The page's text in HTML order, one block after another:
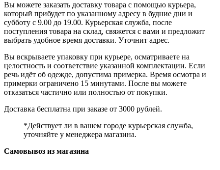
Вы можете заказать доставку товара с помощью курьера,
который прибудет по указанному адресу в будние дни и
субботу с 9.00 до 19.00. Курьерская служба, после
поступления товара на склад, свяжется с вами и предложит
выбрать удобное время доставки. Уточнит адрес.
Вы вскрываете упаковку при курьере, осматриваете на
целостность и соответствие указанной комплектации. Если
речь идёт об одежде, допустима примерка. Время осмотра и
примерки ограничено 15 минутами. После вы можете
отказаться частично или полностью от покупки.
Доставка бесплатна при заказе от 3000 рублей.
*Действует ли в вашем городе курьерская служба,
уточняйте у менеджера магазина.
Самовывоз из магазина